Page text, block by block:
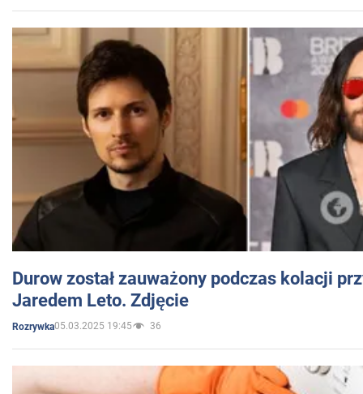
Durow został zauważony podczas kolacji
Jaredem Leto. Zdjęcie
Rozrywka05.03.2025 19:45 36